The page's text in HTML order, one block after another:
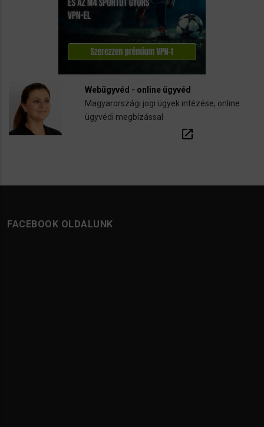
Webügyvéd - online ügyvéd
Magyarországi jogi ügyek intézése, online
ügyvédi megbízással
open_in_new
FACEBOOK OLDALUNK